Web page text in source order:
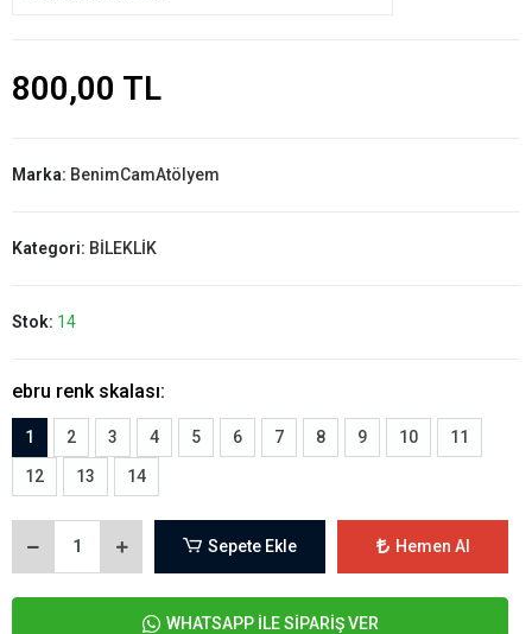
800,00 TL
Marka: BenimCamAtölyem
Kategori: BİLEKLİK
Stok: 14
ebru renk skalası:
1 2 3 4 5 6 7 8 9 10 11
12 13 14
Sepete Ekle Hemen Al
WHATSAPP İLE SİPARİŞ VER